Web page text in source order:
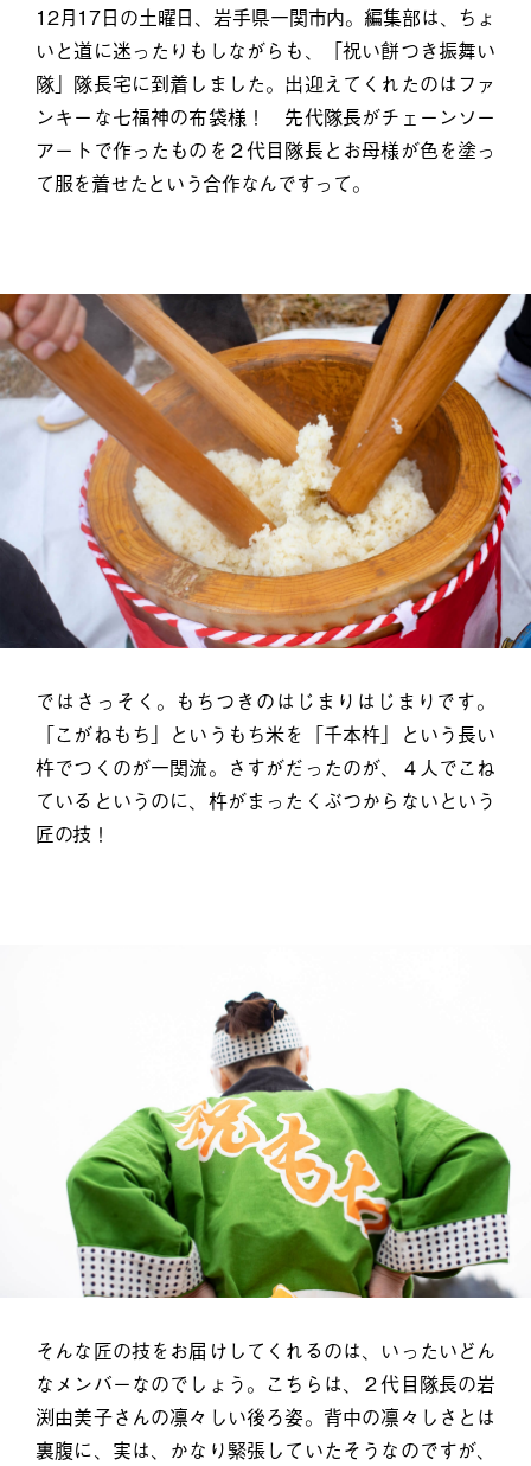
12月17日の土曜日、岩手県一関市内。編集部は、ちょ
いと道に迷ったりもしながらも、「祝い餅つき振舞い
隊」隊長宅に到着しました。出迎えてくれたのはファ
ンキーな七福神の布袋様！ 先代隊長がチェーンソー
アートで作ったものを２代目隊長とお母様が色を塗っ
て服を着せたという合作なんですって。
ではさっそく。もちつきのはじまりはじまりです。
「こがねもち」というもち米を「千本杵」という長い
杵でつくのが一関流。さすがだったのが、４人でこね
ているというのに、杵がまったくぶつからないという
匠の技！
そんな匠の技をお届けしてくれるのは、いったいどん
なメンバーなのでしょう。こちらは、２代目隊長の岩
渕由美子さんの凛々しい後ろ姿。背中の凛々しさとは
裏腹に、実は、かなり緊張していたそうなのですが、